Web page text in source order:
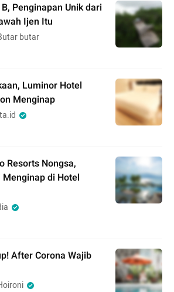
Penginapan Unik dari
Ijen Itu
butar
Luminor Hotel
Menginap
Resorts Nongsa,
di Hotel
After Corona Wajib